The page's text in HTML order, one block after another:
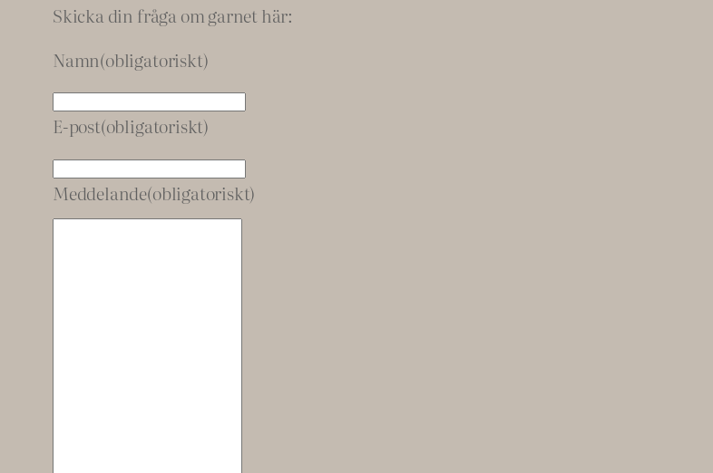
Skicka din fråga om garnet här:
Namn(obligatoriskt)
E-post(obligatoriskt)
Meddelande(obligatoriskt)